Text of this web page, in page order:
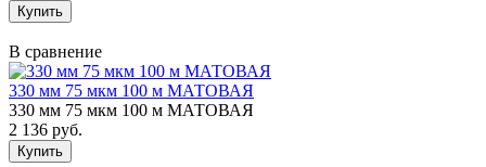
В сравнение
330 мм 75 мкм 100 м МАТОВАЯ
330 мм 75 мкм 100 м МАТОВАЯ
2 136 руб.